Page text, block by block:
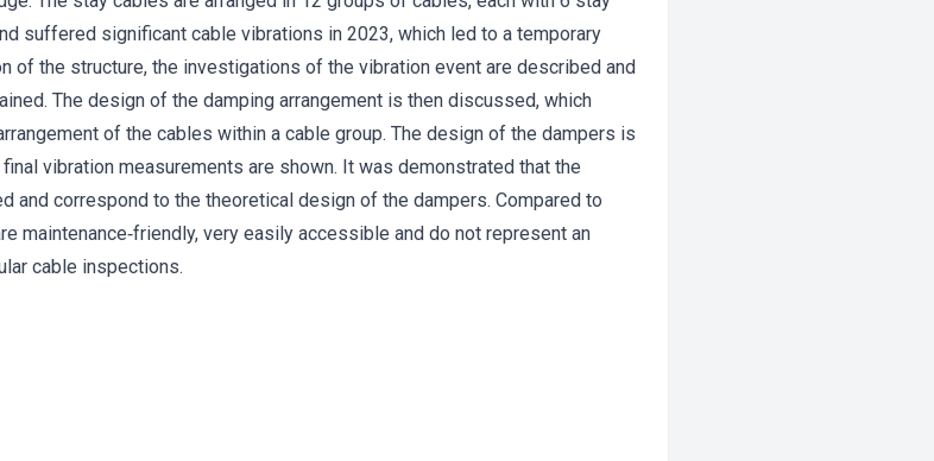
suffered significant cable vibrations in 2023, which led to a temporary
of the structure, the investigations of the vibration event are described and
The design of the damping arrangement is then discussed, which
of the cables within a cable group. The design of the dampers is
vibration measurements are shown. It was demonstrated that the
and correspond to the theoretical design of the dampers. Compared to
maintenance‐friendly, very easily accessible and do not represent an
cable inspections.